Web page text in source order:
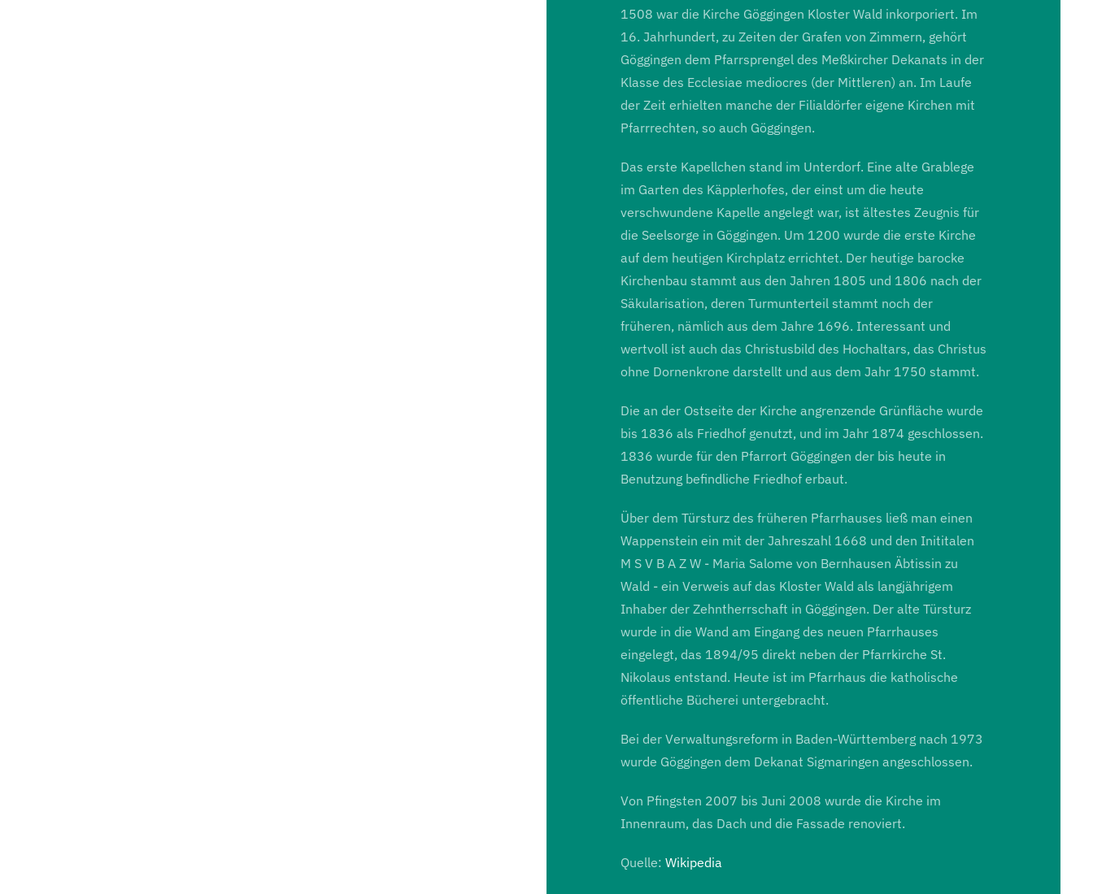
1508 war die Kirche Göggingen Kloster Wald inkorporiert. Im
16. Jahrhundert, zu Zeiten der Grafen von Zimmern, gehört
Göggingen dem Pfarrsprengel des Meßkircher Dekanats in der
Klasse des Ecclesiae mediocres (der Mittleren) an. Im Laufe
der Zeit erhielten manche der Filialdörfer eigene Kirchen mit
Pfarrrechten, so auch Göggingen.
Das erste Kapellchen stand im Unterdorf. Eine alte Grablege
im Garten des Käpplerhofes, der einst um die heute
verschwundene Kapelle angelegt war, ist ältestes Zeugnis für
die Seelsorge in Göggingen. Um 1200 wurde die erste Kirche
auf dem heutigen Kirchplatz errichtet. Der heutige barocke
Kirchenbau stammt aus den Jahren 1805 und 1806 nach der
Säkularisation, deren Turmunterteil stammt noch der
früheren, nämlich aus dem Jahre 1696. Interessant und
wertvoll ist auch das Christusbild des Hochaltars, das Christus
ohne Dornenkrone darstellt und aus dem Jahr 1750 stammt.
Die an der Ostseite der Kirche angrenzende Grünfläche wurde
bis 1836 als Friedhof genutzt, und im Jahr 1874 geschlossen.
1836 wurde für den Pfarrort Göggingen der bis heute in
Benutzung befindliche Friedhof erbaut.
Über dem Türsturz des früheren Pfarrhauses ließ man einen
Wappenstein ein mit der Jahreszahl 1668 und den Inititalen
M S V B A Z W - Maria Salome von Bernhausen Äbtissin zu
Wald - ein Verweis auf das Kloster Wald als langjährigem
Inhaber der Zehntherrschaft in Göggingen. Der alte Türsturz
wurde in die Wand am Eingang des neuen Pfarrhauses
eingelegt, das 1894/95 direkt neben der Pfarrkirche St.
Nikolaus entstand. Heute ist im Pfarrhaus die katholische
öffentliche Bücherei untergebracht.
Bei der Verwaltungsreform in Baden-Württemberg nach 1973
wurde Göggingen dem Dekanat Sigmaringen angeschlossen.
Von Pfingsten 2007 bis Juni 2008 wurde die Kirche im
Innenraum, das Dach und die Fassade renoviert.
Quelle: Wikipedia